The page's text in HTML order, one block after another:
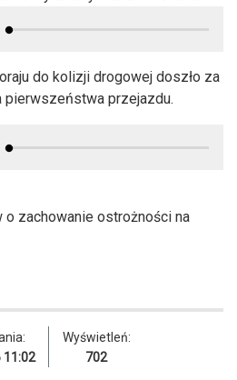
do kolizji drogowej doszło za
przejazdu.
zachowanie ostrożności na
11:02
Wyświetleń:
702